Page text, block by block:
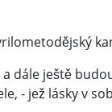
dále ještě
- jež lásky v